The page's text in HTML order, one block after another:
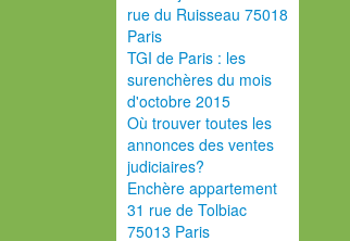
rue du Ruisseau 75018
Paris
TGI de Paris : les
surenchères du mois
d'octobre 2015
Où trouver toutes les
annonces des ventes
judiciaires?
Enchère appartement
31 rue de Tolbiac
75013 Paris